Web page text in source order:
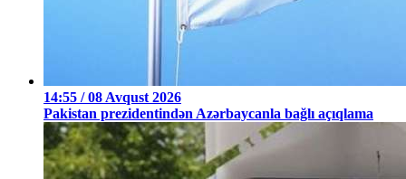
14:55 / 08 Avqust 2026
Pakistan prezidentindən Azərbaycanla bağlı açıqlama